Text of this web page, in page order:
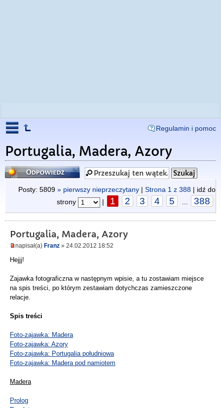
Regulamin i pomoc
Portugalia, Madera, Azory
Odpowiedz
Posty: 5809 » pierwszy nieprzeczytany | Strona 1 z 388 | idź do
strony
| 1 2 3 4 5 388
Portugalia, Madera, Azory
napisał(a) Franz » 24.02.2012 18:52
Hejjj!
Zajawka fotograficzna w następnym wpisie, a tu zostawiam miejsce
na spis treści, po którym zestawiam dotychczas zamieszczone
relacje.
Spis treści
Foto-zajawka: Madera
Foto-zajawka: Azory
Foto-zajawka: Portugalia południowa
Foto-zajawka: Madera pod namiotem
Madera
Prolog